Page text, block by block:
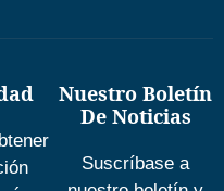
Nuestro Boletín
De Noticias
Suscríbase a